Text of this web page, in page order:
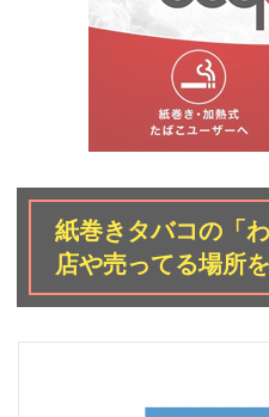
紙巻きタバコの「
店や売ってる場所